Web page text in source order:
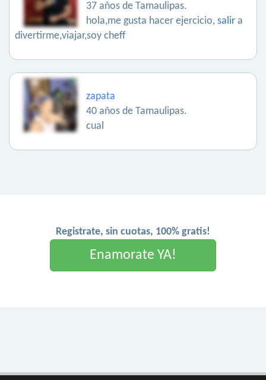
37 años de Tamaulipas.
hola,me gusta hacer ejercicio, salir a
divertirme,viajar,soy cheff
zapata
40 años de Tamaulipas.
cual
Registrate, sin cuotas, 100% gratis!
Enamorate YA!